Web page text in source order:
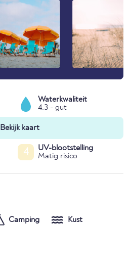
Waterkwaliteit
4.3 - gut
Bekijk kaart
4
UV-blootstelling
Matig risico
Camping Kust